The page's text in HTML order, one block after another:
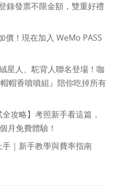
錄發票不限金額，雙重好禮
價！現在加入 WeMo PASS
星人、駝背人聯名登場！咖
帽香噴噴組』陪你吃掉所有
全攻略】考照新手看這篇，
月免費體驗！
｜新手教學與費率指南